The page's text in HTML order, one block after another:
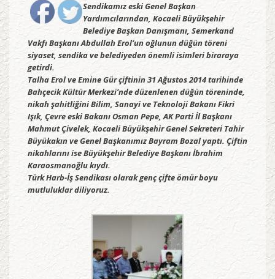
Sendikamız eski Genel Başkan
Yardımcılarından, Kocaeli Büyükşehir
Belediye Başkan Danışmanı, Semerkand
Vakfı Başkanı Abdullah Erol’un oğlunun düğün töreni
siyaset, sendika ve belediyeden önemli isimleri biraraya
getirdi.
Talha Erol ve Emine Gür çiftinin 31 Ağustos 2014 tarihinde
Bahçecik Kültür Merkezi’nde düzenlenen düğün töreninde,
nikah şahitliğini Bilim, Sanayi ve Teknoloji Bakanı Fikri
Işık, Çevre eski Bakanı Osman Pepe, AK Parti İl Başkanı
Mahmut Çivelek, Kocaeli Büyükşehir Genel Sekreteri Tahir
Büyükakın ve Genel Başkanımız Bayram Bozal yaptı. Çiftin
nikahlarını ise Büyükşehir Belediye Başkanı İbrahim
Karaosmanoğlu kıydı.
Türk Harb-İş Sendikası olarak genç çifte ömür boyu
mutluluklar diliyoruz.